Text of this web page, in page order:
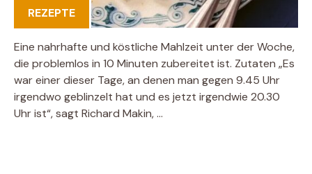
REZEPTE
Eine nahrhafte und köstliche Mahlzeit unter der Woche,
die problemlos in 10 Minuten zubereitet ist. Zutaten „Es
war einer dieser Tage, an denen man gegen 9.45 Uhr
irgendwo geblinzelt hat und es jetzt irgendwie 20.30
Uhr ist“, sagt Richard Makin, …